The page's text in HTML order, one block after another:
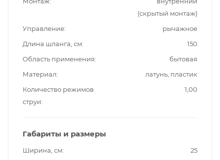
(скрытый монтаж)
Управление
рычажное
Длина шланга, см
150
Область применения
бытовая
Материал
латунь, пластик
Количество режимов
струи
1,00
Габариты и размеры
Ширина, см
25